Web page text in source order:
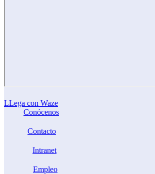
LLega con Waze
Conócenos
Contacto
Intranet
Empleo